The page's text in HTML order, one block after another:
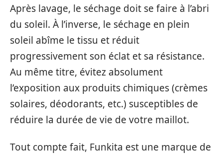
Après lavage, le séchage doit se faire à l’abri
du soleil. À l’inverse, le séchage en plein
soleil abîme le tissu et réduit
progressivement son éclat et sa résistance.
Au même titre, évitez absolument
l’exposition aux produits chimiques (crèmes
solaires, déodorants, etc.) susceptibles de
réduire la durée de vie de votre maillot.
Tout compte fait, Funkita est une marque de